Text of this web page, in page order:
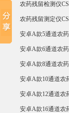
农药残留检测仪
农药残留测定仪
安卓A款5通道农
安卓A款6通道农
安卓A款8通道农
安卓A款10通道农
安卓A款12通道农
安卓A款16通道农